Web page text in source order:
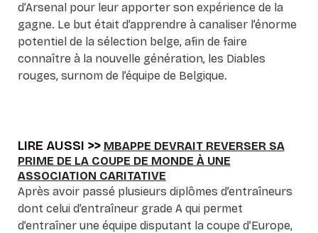
d’Arsenal pour leur apporter son expérience de la
gagne. Le but était d’apprendre à canaliser l’énorme
potentiel de la sélection belge, afin de faire
connaître à la nouvelle génération, les Diables
rouges, surnom de l’équipe de Belgique.
LIRE AUSSI >> MBAPPE DEVRAIT REVERSER SA
PRIME DE LA COUPE DE MONDE À UNE
ASSOCIATION CARITATIVE
Après avoir passé plusieurs diplômes d’entraîneurs
dont celui d’entraîneur grade A qui permet
d’entraîner une équipe disputant la coupe d’Europe,